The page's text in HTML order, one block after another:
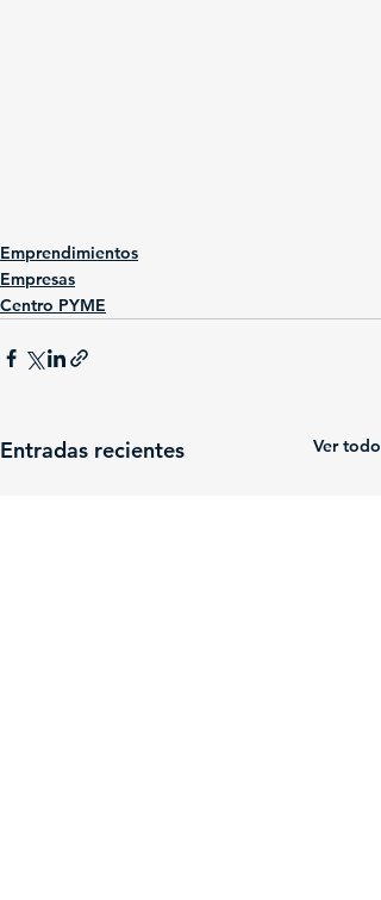
Emprendimientos
Empresas
Centro PYME
Entradas recientes Ver todo